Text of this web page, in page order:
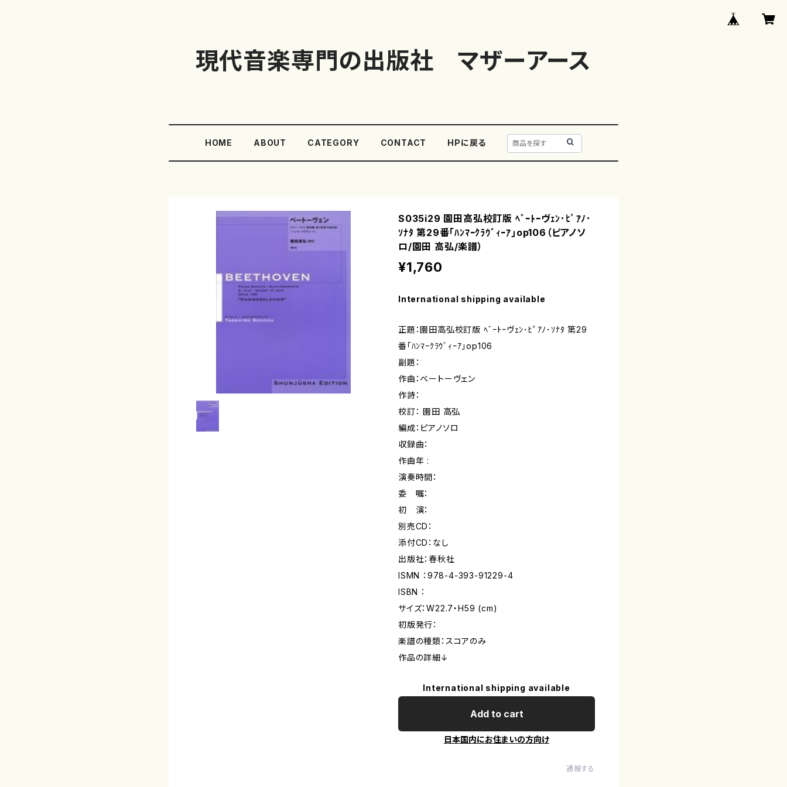
現代音楽専門の出版社 マザーアース
HOME ABOUT CATEGORY CONTACT HPに戻る
S035i29 園田高弘校訂版 ﾍﾞｰﾄｰヴｪﾝ･ﾋﾟｱﾉ･
ｿﾅﾀ 第29番｢ﾊﾝﾏｰｸﾗｳﾞｨｰｱ｣op106（ピアノソ
ロ/園田 高弘/楽譜）
¥1,760
International shipping available
正題：園田高弘校訂版 ﾍﾞｰﾄｰヴｪﾝ･ﾋﾟｱﾉ･ｿﾅﾀ 第29
番｢ﾊﾝﾏｰｸﾗｳﾞｨｰｱ｣op106
副題：
作曲：ベートーヴェン
作詩：
校訂： 園田 高弘
編成：ピアノソロ
収録曲：
作曲年 :
演奏時間：
委 嘱：
初 演：
別売CD：
添付CD：なし
出版社：春秋社
ISMN ：978-4-393-91229-4
ISBN ：
サイズ：W22.7・H59 (cm)
初版発行：
楽譜の種類：スコアのみ
作品の詳細↓
International shipping available
Add to cart
日本国内にお住まいの方向け
通報する